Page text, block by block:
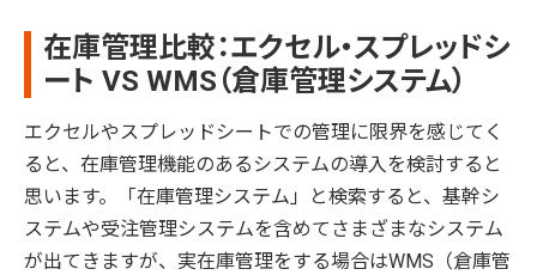
在庫管理比較：エクセル・スプレッドシ
ート VS WMS（倉庫管理システム）
エクセルやスプレッドシートでの管理に限界を感じてく
ると、在庫管理機能のあるシステムの導入を検討すると
思います。「在庫管理システム」と検索すると、基幹シ
ステムや受注管理システムを含めてさまざまなシステム
が出てきますが、実在庫管理をする場合はWMS（倉庫管